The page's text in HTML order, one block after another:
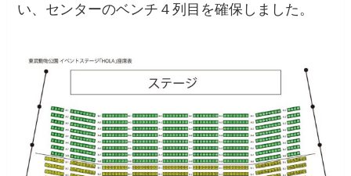
い、センターのベンチ４列目を確保しました。